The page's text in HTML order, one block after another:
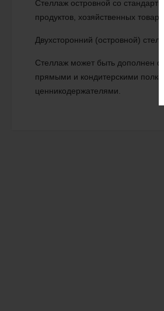
Стеллаж островной со
продуктов, хозяйственных
Двухсторонний (островной)
Стеллаж может быть дополнен
прямыми и кондитерскими
ценникодержателями.